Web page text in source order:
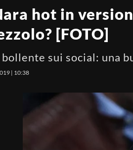
hot in
[FOTO]
bollente sui social: una
| 10:38